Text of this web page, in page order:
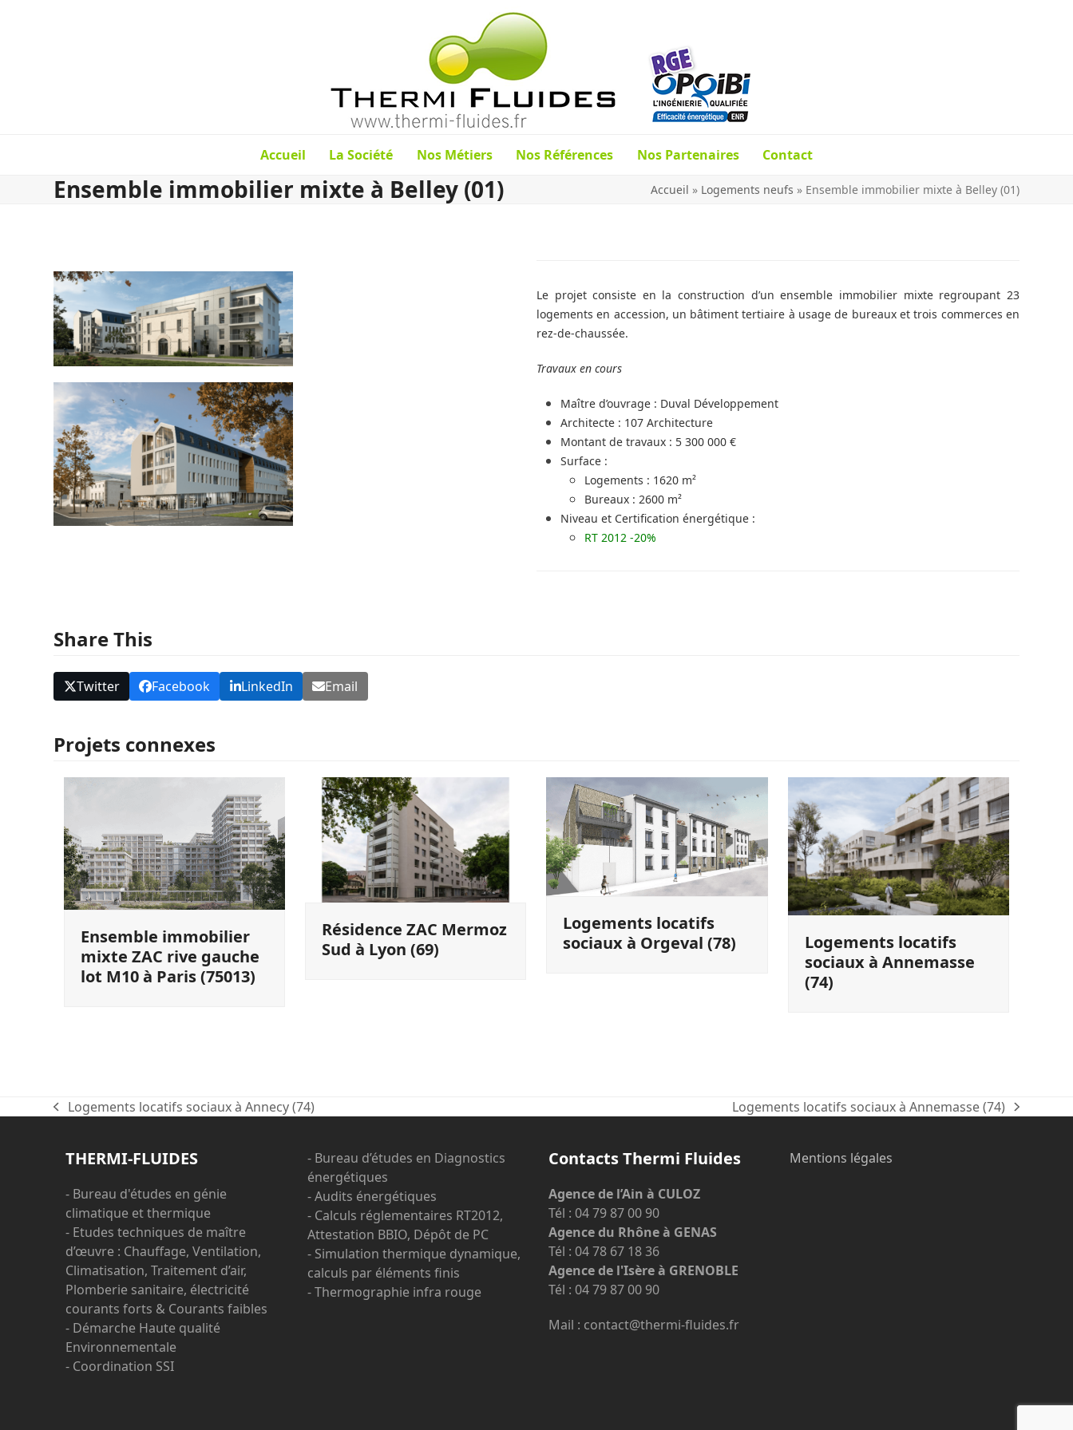
Accueil La Société Nos Métiers Nos Références Nos Partenaires Contact
Ensemble immobilier mixte à Belley (01) Accueil » Logements neufs » Ensemble immobilier mixte à Belley (01)
Le projet consiste en la construction d’un ensemble immobilier mixte regroupant 23
logements en accession, un bâtiment tertiaire à usage de bureaux et trois commerces en
rez-de-chaussée.
Travaux en cours
Maître d’ouvrage : Duval Développement
Architecte : 107 Architecture
Montant de travaux : 5 300 000 €
Surface :
Logements : 1620 m²
Bureaux : 2600 m²
Niveau et Certification énergétique :
RT 2012 -20%
Share This
Twitter Facebook LinkedIn Email
Projets connexes
Ensemble immobilier
mixte ZAC rive gauche
lot M10 à Paris (75013)
Résidence ZAC Mermoz
Sud à Lyon (69)
Logements locatifs
sociaux à Orgeval (78)
Logements locatifs
sociaux à Annemasse
(74)
previous
Logements locatifs sociaux à Annecy (74)
next
Logements locatifs sociaux à Annemasse (74)
THERMI-FLUIDES
- Bureau d'études en génie
climatique et thermique
- Etudes techniques de maître
d’œuvre : Chauffage, Ventilation,
Climatisation, Traitement d’air,
Plomberie sanitaire, électricité
courants forts & Courants faibles
- Démarche Haute qualité
Environnementale
- Coordination SSI
- Bureau d’études en Diagnostics
énergétiques
- Audits énergétiques
- Calculs réglementaires RT2012,
Attestation BBIO, Dépôt de PC
- Simulation thermique dynamique,
calculs par éléments finis
- Thermographie infra rouge
Contacts Thermi Fluides
Agence de l’Ain à CULOZ
Tél : 04 79 87 00 90
Agence du Rhône à GENAS
Tél : 04 78 67 18 36
Agence de l'Isère à GRENOBLE
Tél : 04 79 87 00 90
Mail : contact@thermi-fluides.fr
Mentions légales